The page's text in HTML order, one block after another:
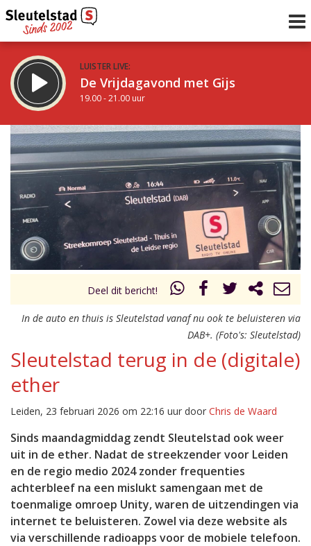
LUISTER LIVE:
De Vrijdagavond met Gijs
19.00 - 21.00 uur
STRAKS:
De avond van Sleutelstad
21.00 - 0.00 uur
Vorig uur
uur 1 van 0 Volgend uur
Deel dit bericht!
In de auto en thuis is Sleutelstad vanaf nu ook te beluisteren via
DAB+. (Foto's: Sleutelstad)
Sleutelstad terug in de (digitale)
ether
Leiden, 23 februari 2026 om 22:16 uur door Chris de Waard
Sinds maandagmiddag zendt Sleutelstad ook weer
uit in de ether. Nadat de streekzender voor Leiden
en de regio medio 2024 zonder frequenties
achterbleef na een mislukt samengaan met de
toenmalige omroep Unity, waren de uitzendingen via
internet te beluisteren. Zowel via deze website als
via verschillende radioapps voor de mobiele telefoon.